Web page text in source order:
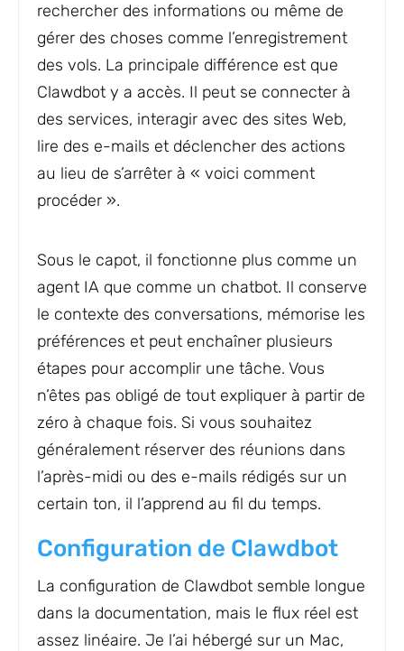
rechercher des informations ou même de
gérer des choses comme l’enregistrement
des vols. La principale différence est que
Clawdbot y a accès. Il peut se connecter à
des services, interagir avec des sites Web,
lire des e-mails et déclencher des actions
au lieu de s’arrêter à « voici comment
procéder ».
Sous le capot, il fonctionne plus comme un
agent IA que comme un chatbot. Il conserve
le contexte des conversations, mémorise les
préférences et peut enchaîner plusieurs
étapes pour accomplir une tâche. Vous
n’êtes pas obligé de tout expliquer à partir de
zéro à chaque fois. Si vous souhaitez
généralement réserver des réunions dans
l’après-midi ou des e-mails rédigés sur un
certain ton, il l’apprend au fil du temps.
Configuration de Clawdbot
La configuration de Clawdbot semble longue
dans la documentation, mais le flux réel est
assez linéaire. Je l’ai hébergé sur un Mac,